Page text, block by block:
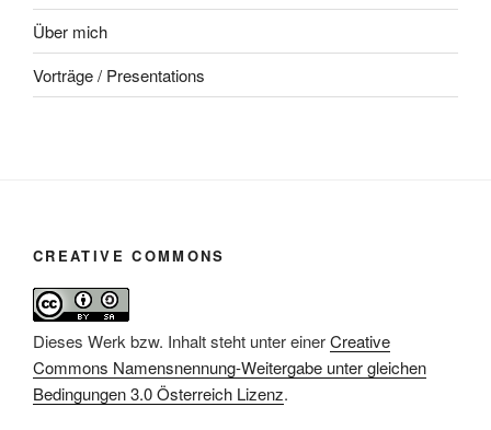
Über mich
Vorträge / Presentations
CREATIVE COMMONS
Dieses Werk bzw. Inhalt steht unter einerCreative
Commons Namensnennung-Weitergabe unter gleichen
Bedingungen 3.0 Österreich Lizenz.